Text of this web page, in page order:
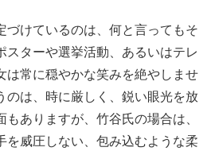
づけているのは、何と言ってもそ
スターや選挙活動、あるいはテレ
は常に穏やかな笑みを絶やしませ
のは、時に厳しく、鋭い眼光を放
ありますが、竹谷氏の場合は、
を威圧しない、包み込むような柔